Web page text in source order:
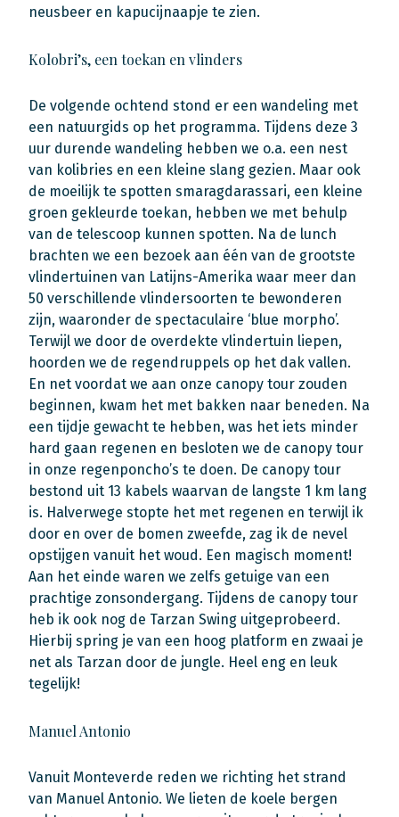
neusbeer en kapucijnaapje te zien.
Kolobri’s, een toekan en vlinders
De volgende ochtend stond er een wandeling met
een natuurgids op het programma. Tijdens deze 3
uur durende wandeling hebben we o.a. een nest
van kolibries en een kleine slang gezien. Maar ook
de moeilijk te spotten smaragdarassari, een kleine
groen gekleurde toekan, hebben we met behulp
van de telescoop kunnen spotten. Na de lunch
brachten we een bezoek aan één van de grootste
vlindertuinen van Latijns-Amerika waar meer dan
50 verschillende vlindersoorten te bewonderen
zijn, waaronder de spectaculaire ‘blue morpho’.
Terwijl we door de overdekte vlindertuin liepen,
hoorden we de regendruppels op het dak vallen.
En net voordat we aan onze canopy tour zouden
beginnen, kwam het met bakken naar beneden. Na
een tijdje gewacht te hebben, was het iets minder
hard gaan regenen en besloten we de canopy tour
in onze regenponcho’s te doen. De canopy tour
bestond uit 13 kabels waarvan de langste 1 km lang
is. Halverwege stopte het met regenen en terwijl ik
door en over de bomen zweefde, zag ik de nevel
opstijgen vanuit het woud. Een magisch moment!
Aan het einde waren we zelfs getuige van een
prachtige zonsondergang. Tijdens de canopy tour
heb ik ook nog de Tarzan Swing uitgeprobeerd.
Hierbij spring je van een hoog platform en zwaai je
net als Tarzan door de jungle. Heel eng en leuk
tegelijk!
Manuel Antonio
Vanuit Monteverde reden we richting het strand
van Manuel Antonio. We lieten de koele bergen